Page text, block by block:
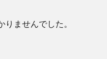
りませんでした。